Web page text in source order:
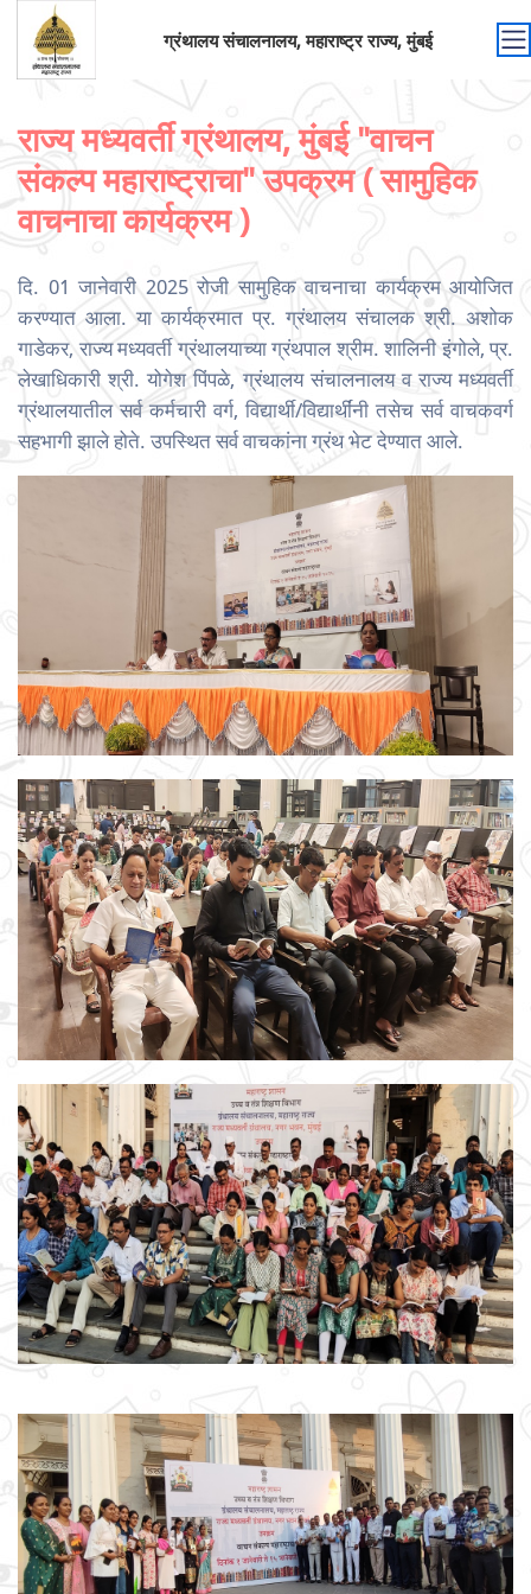
ग्रंथालय संचालनालय, महाराष्ट्र राज्य, मुंबई
राज्य मध्यवर्ती ग्रंथालय, मुंबई "वाचन
संकल्प महाराष्ट्राचा" उपक्रम ( सामुहिक
वाचनाचा कार्यक्रम )
दि. 01 जानेवारी 2025 रोजी सामुहिक वाचनाचा कार्यक्रम आयोजित
करण्यात आला. या कार्यक्रमात प्र. ग्रंथालय संचालक श्री. अशोक
गाडेकर, राज्य मध्यवर्ती ग्रंथालयाच्या ग्रंथपाल श्रीम. शालिनी इंगोले, प्र.
लेखाधिकारी श्री. योगेश पिंपळे, ग्रंथालय संचालनालय व राज्य मध्यवर्ती
ग्रंथालयातील सर्व कर्मचारी वर्ग, विद्यार्थी/विद्यार्थींनी तसेच सर्व वाचकवर्ग
सहभागी झाले होते. उपस्थित सर्व वाचकांना ग्रंथ भेट देण्यात आले.